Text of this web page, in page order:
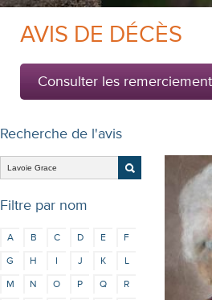
AVIS DE DÉCÈS
Consulter les
Recherche de l'avis
Filtre par nom
A B C D E
F
G
H I J K
L
M
N O P Q
R